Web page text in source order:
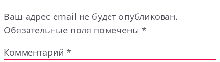
Ваш адрес email не будет опубликован.
Обязательные поля помечены *
Комментарий*